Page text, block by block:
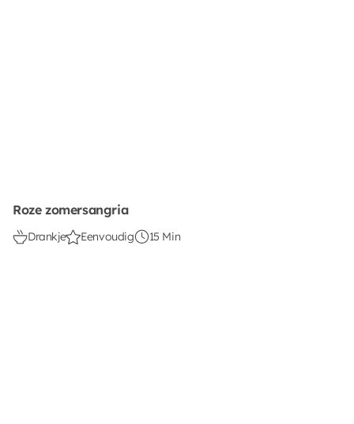
Roze zomersangria
Drankje Eenvoudig 15 Min